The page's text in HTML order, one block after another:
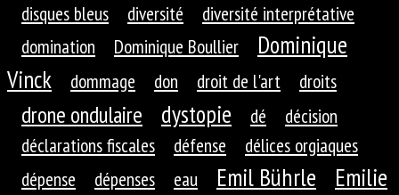
disques bleus diversité
diversité interprétative
domination
Dominique Boullier
Dominique
Vinck
dommage don droit de l'art droits
drone ondulaire dystopie dé
décision
déclarations fiscales
défense
délices orgiaques
dépense
dépenses eau Emil Bührle
Emilie